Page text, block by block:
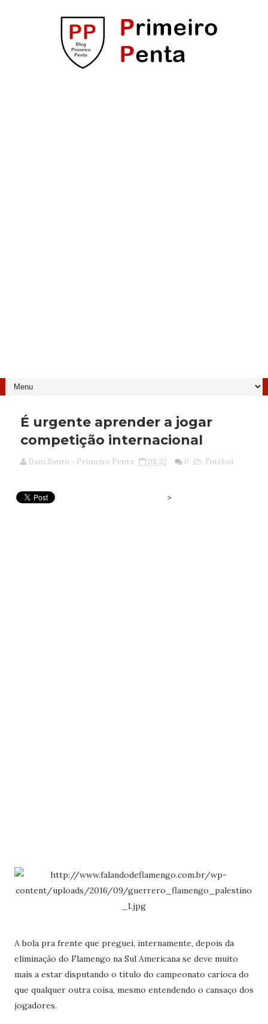
É urgente aprender a jogar
competição internacional
Dani Souto - Primeiro Penta 08:32 0 Futebol
>
A bola pra frente que preguei, internamente, depois da
eliminação do Flamengo na Sul Americana se deve muito
mais a estar disputando o título do campeonato carioca do
que qualquer outra coisa, mesmo entendendo o cansaço dos
jogadores.